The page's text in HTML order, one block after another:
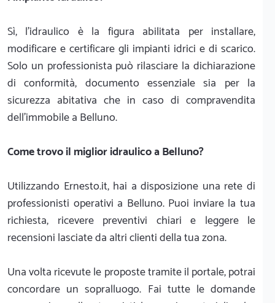
Sì, l'idraulico è la figura abilitata per installare,
modificare e certificare gli impianti idrici e di scarico.
Solo un professionista può rilasciare la dichiarazione
di conformità, documento essenziale sia per la
sicurezza abitativa che in caso di compravendita
dell'immobile a Belluno.
Come trovo il miglior idraulico a Belluno?
Utilizzando Ernesto.it, hai a disposizione una rete di
professionisti operativi a Belluno. Puoi inviare la tua
richiesta, ricevere preventivi chiari e leggere le
recensioni lasciate da altri clienti della tua zona.
Una volta ricevute le proposte tramite il portale, potrai
concordare un sopralluogo. Fai tutte le domande